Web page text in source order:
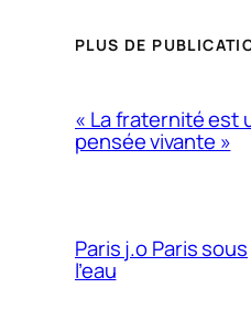
PLUS DE
« La fraternité est
pensée vivante »
Paris j.o Paris sous
l’eau